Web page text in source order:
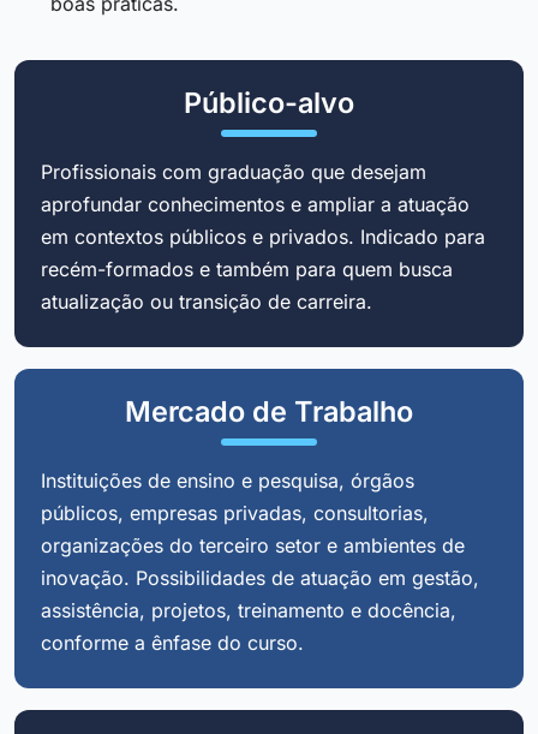
Público-alvo
Profissionais com graduação que desejam
aprofundar conhecimentos e ampliar a atuação
em contextos públicos e privados. Indicado para
recém-formados e também para quem busca
atualização ou transição de carreira.
Mercado de Trabalho
Instituições de ensino e pesquisa, órgãos
públicos, empresas privadas, consultorias,
organizações do terceiro setor e ambientes de
inovação. Possibilidades de atuação em gestão,
assistência, projetos, treinamento e docência,
conforme a ênfase do curso.